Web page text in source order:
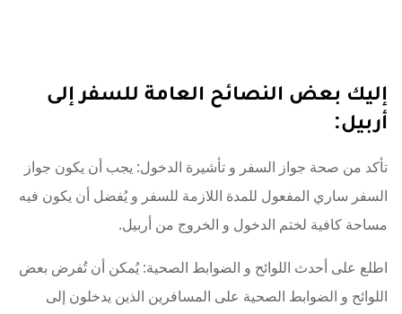
إليك بعض النصائح العامة للسفر إلى
أربيل:
تأكد من صحة جواز السفر و تأشيرة الدخول: يجب أن يكون جواز
السفر ساري المفعول للمدة اللازمة للسفر و يُفضل أن يكون فيه
مساحة كافية لختم الدخول و الخروج من أربيل.
اطلع على أحدث اللوائح و الضوابط الصحية: يُمكن أن تُفرض بعض
اللوائح و الضوابط الصحية على المسافرين الذين يدخلون إلى